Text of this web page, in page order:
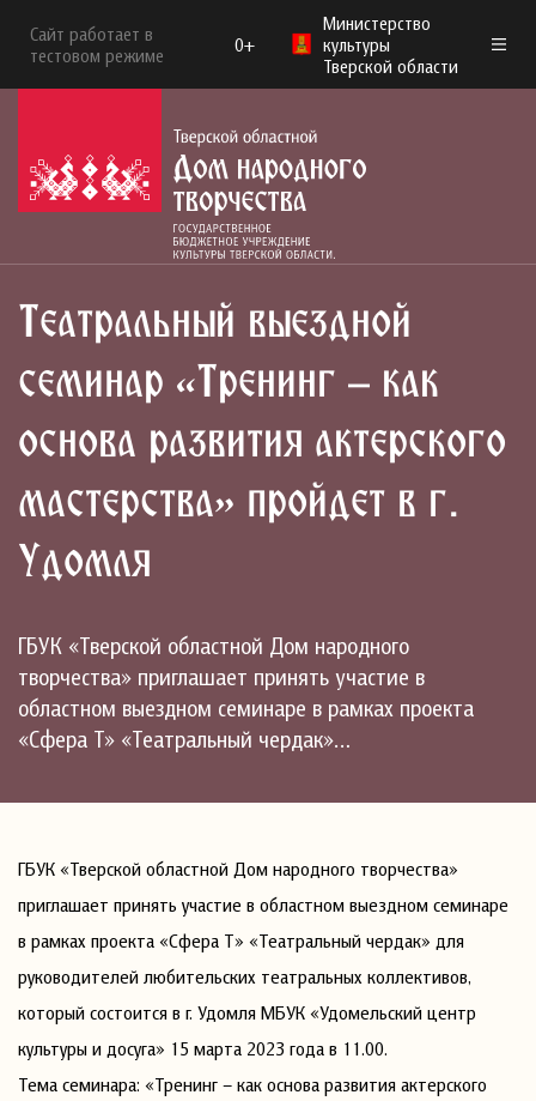
Сайт работает в
тестовом режиме
0+
Министерство
культуры
Тверской области
Театральный выездной
семинар «Тренинг – как
основа развития актерского
мастерства» пройдет в г.
Удомля
ГБУК «Тверской областной Дом народного
творчества» приглашает принять участие в
областном выездном семинаре в рамках проекта
«Сфера Т» «Театральный чердак»…
ГБУК «Тверской областной Дом народного творчества»
приглашает принять участие в областном выездном семинаре
в рамках проекта «Сфера Т» «Театральный чердак» для
руководителей любительских театральных коллективов,
который состоится в г. Удомля МБУК «Удомельский центр
культуры и досуга» 15 марта 2023 года в 11.00.
Тема семинара: «Тренинг – как основа развития актерского